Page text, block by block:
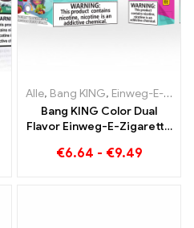
,Einweg E-zigarette mit Nikotin
Alle, Bang KING, Einweg-E-Zigaretten Litauen
Bang KING Color Dual
Flavor Einweg-E-Zigarette
Geschmack mit
€6.64 - €9.49